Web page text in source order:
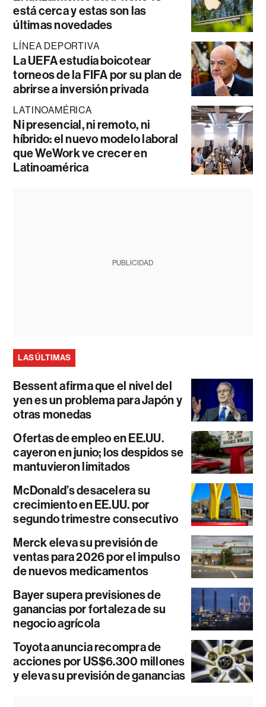
está cerca y estas son las
últimas novedades
LÍNEA DEPORTIVA
La UEFA estudia boicotear
torneos de la FIFA por su plan de
abrirse a inversión privada
LATINOAMÉRICA
Ni presencial, ni remoto, ni
híbrido: el nuevo modelo laboral
que WeWork ve crecer en
Latinoamérica
PUBLICIDAD
LAS ÚLTIMAS
Bessent afirma que el nivel del
yen es un problema para Japón y
otras monedas
Ofertas de empleo en EE.UU.
cayeron en junio; los despidos se
mantuvieron limitados
McDonald’s desacelera su
crecimiento en EE.UU. por
segundo trimestre consecutivo
Merck eleva su previsión de
ventas para 2026 por el impulso
de nuevos medicamentos
Bayer supera previsiones de
ganancias por fortaleza de su
negocio agrícola
Toyota anuncia recompra de
acciones por US$6.300 millones
y eleva su previsión de ganancias